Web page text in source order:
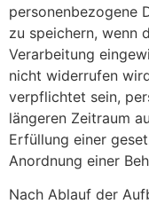
personenbezogene
zu speichern, wenn
Verarbeitung
nicht widerrufen
verpflichtet sein,
längeren Zeitraum
Erfüllung einer
Anordnung einer
Nach Ablauf der